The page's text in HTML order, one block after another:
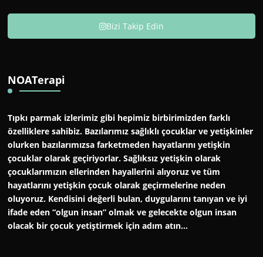
Bizi Takip Edin
NOATerapi
Tıpkı parmak izlerimiz gibi hepimiz birbirimizden farklı
özelliklere sahibiz. Bazılarımız sağlıklı çocuklar ve yetişkinler
olurken bazılarımızsa farketmeden hayatlarını yetişkin
çocuklar olarak geçiriyorlar. Sağlıksız yetişkin olarak
çocuklarımızın ellerinden hayallerini alıyoruz ve tüm
hayatlarını yetişkin çocuk olarak geçirmelerine neden
oluyoruz. Kendisini değerli bulan, duygularını tanıyan ve iyi
ifade eden “olgun insan” olmak ve gelecekte olgun insan
olacak bir çocuk yetiştirmek için adım atın…